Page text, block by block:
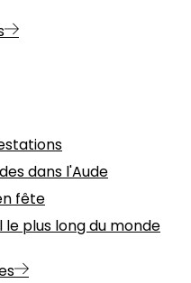
dans l'Aude
fête
le plus long du monde